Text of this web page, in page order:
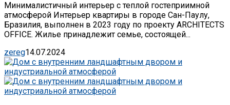
Минималистичный интерьер с теплой гостеприимной
атмосферой Интерьер квартиры в городе Сан-Паулу,
Бразилия, выполнен в 2023 году по проекту ARCHITECTS
OFFICE. Жилье принадлежит семье, состоящей...
zereg14.07.2024